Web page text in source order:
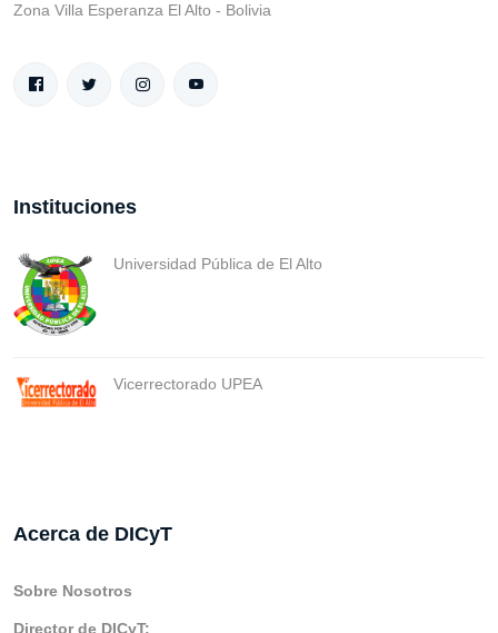
Zona Villa Esperanza El Alto - Bolivia
Instituciones
Universidad Pública de El Alto
Vicerrectorado UPEA
Acerca de DICyT
Sobre Nosotros
Director de DICyT: